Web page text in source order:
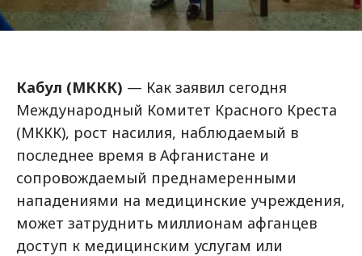
Кабул (МККК) — Как заявил сегодня
Международный Комитет Красного Креста
(МККК), рост насилия, наблюдаемый в
последнее время в Афганистане и
сопровождаемый преднамеренными
нападениями на медицинские учреждения,
может затруднить миллионам афганцев
доступ к медицинским услугам или